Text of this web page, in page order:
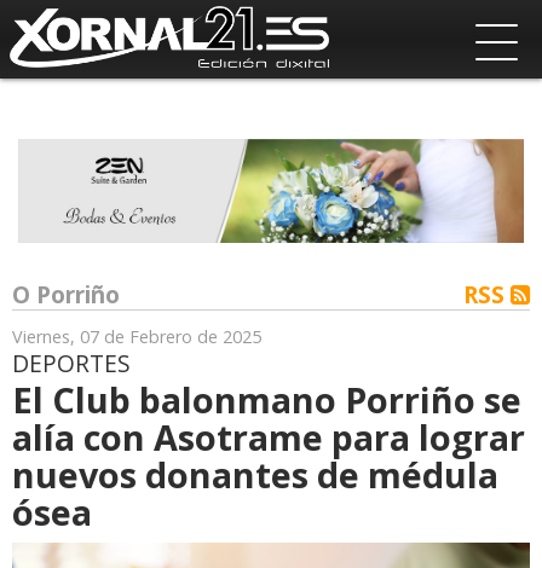
O Porriño RSS
Viernes, 07 de Febrero de 2025
DEPORTES
El Club balonmano Porriño se
alía con Asotrame para lograr
nuevos donantes de médula
ósea